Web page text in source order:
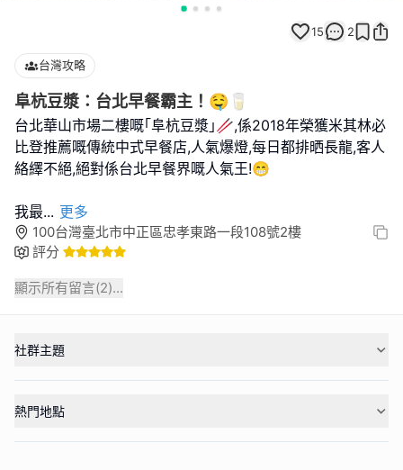
15 2
台灣攻略
阜杭豆漿：台北早餐霸主！🤤🥛
台北華山市場二樓嘅｢阜杭豆漿｣🥢,係2018年榮獲米其林必
比登推薦嘅傳統中式早餐店,人氣爆燈,每日都排晒長龍,客人
絡繹不絕,絕對係台北早餐界嘅人氣王!😁
我最... 更多
100台灣臺北市中正區忠孝東路一段108號2樓
評分
顯示所有留言(2)...
社群主題
熱門地點